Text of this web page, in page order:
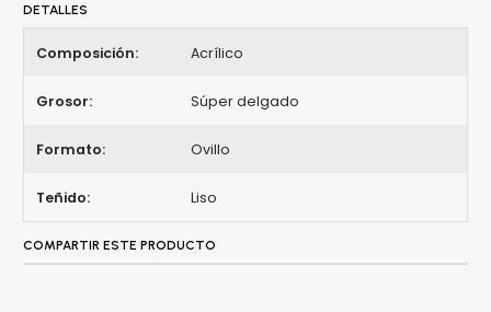
DETALLES
Composición: Acrílico
Grosor: Súper delgado
Formato: Ovillo
Teñido: Liso
COMPARTIR ESTE PRODUCTO